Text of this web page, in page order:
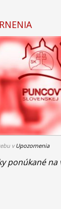
vUpozornenia
ponúkané na